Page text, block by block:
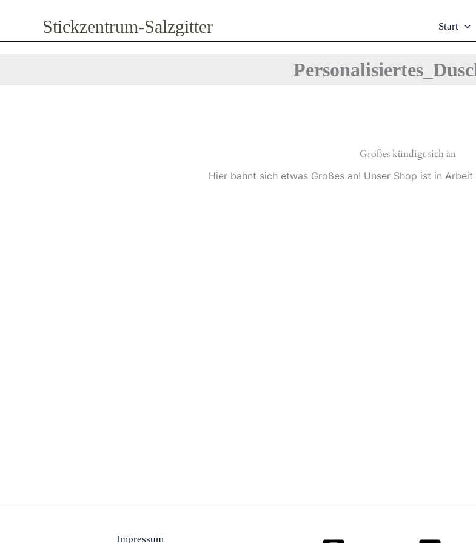
Stickzentrum-Salzgitter Start
Großes kündigt sich an
Hier bahnt sich etwas Großes an! Unser Shop ist in
Impressum